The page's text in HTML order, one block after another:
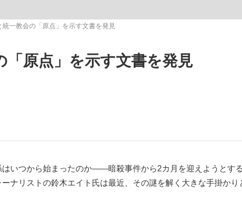
統一教会の「原点」を示す文書を発見
「原点」を示す文書を発見
いつから始まったのか――暗殺事件から2カ月を迎えようとす
ナリストの鈴木エイト氏は最近、その謎を解く大きな手掛かり